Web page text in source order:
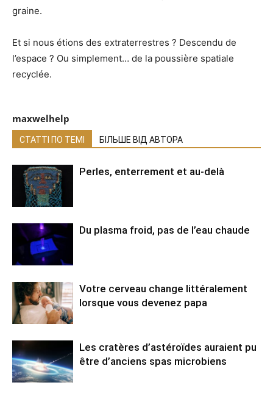
graine.
Et si nous étions des extraterrestres ? Descendu de
l’espace ? Ou simplement… de la poussière spatiale
recyclée.
maxwelhelp
СТАТТІ ПО ТЕМІ БІЛЬШЕ ВІД АВТОРА
Perles, enterrement et au-delà
Du plasma froid, pas de l’eau chaude
Votre cerveau change littéralement
lorsque vous devenez papa
Les cratères d’astéroïdes auraient pu
être d’anciens spas microbiens